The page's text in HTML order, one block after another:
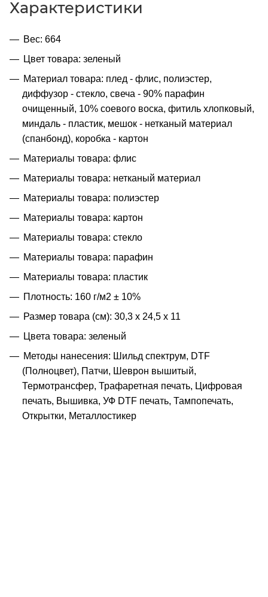
Характеристики
Вес: 664
Цвет товара: зеленый
Материал товара: плед - флис, полиэстер,
диффузор - стекло, свеча - 90% парафин
очищенный, 10% соевого воска, фитиль хлопковый,
миндаль - пластик, мешок - нетканый материал
(спанбонд), коробка - картон
Материалы товара: флис
Материалы товара: нетканый материал
Материалы товара: полиэстер
Материалы товара: картон
Материалы товара: стекло
Материалы товара: парафин
Материалы товара: пластик
Плотность: 160 г/м2 ± 10%
Размер товара (см): 30,3 х 24,5 х 11
Цвета товара: зеленый
Методы нанесения: Шильд спектрум, DTF
(Полноцвет), Патчи, Шеврон вышитый,
Термотрансфер, Трафаретная печать, Цифровая
печать, Вышивка, УФ DTF печать, Тампопечать,
Открытки, Металлостикер